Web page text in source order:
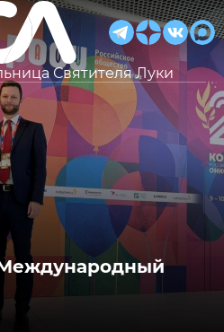
Святителя Луки